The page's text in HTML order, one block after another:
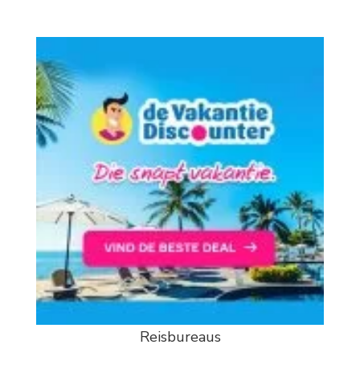
Reisbureaus